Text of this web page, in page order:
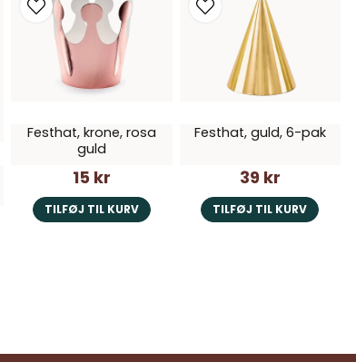
Festhat, krone, rosa
guld
15 kr
TILFØJ TIL KURV
Festhat, guld, 6-pak
39 kr
TILFØJ TIL KURV